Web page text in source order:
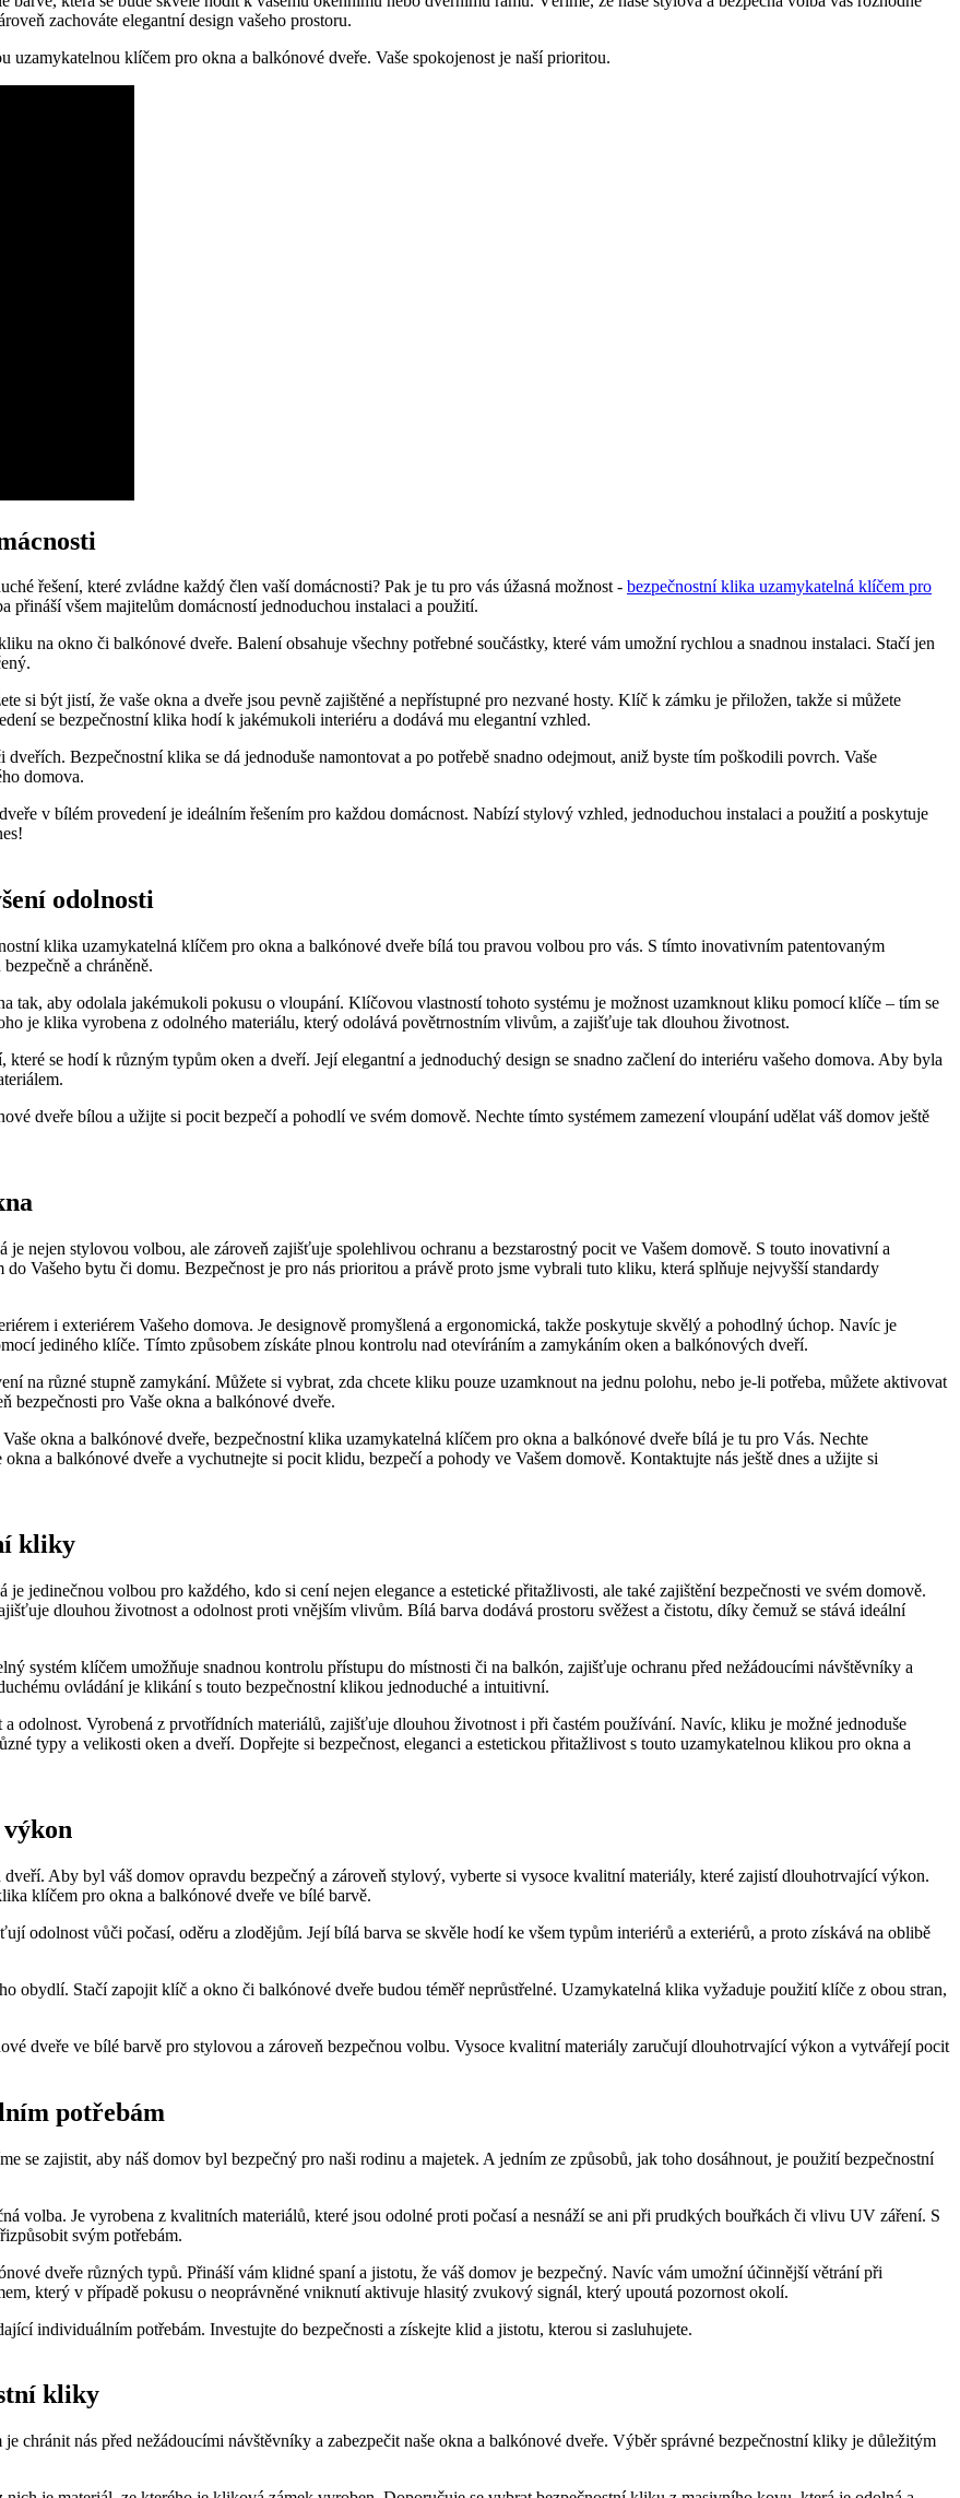
zachováte elegantní design vašeho prostoru.
uzamykatelnou klíčem pro ⁢okna a balkónové‍ dveře. Vaše spokojenost​ je naší prioritou.
řešení, které zvládne každý člen ‌vaší domácnosti? Pak je tu ⁣pro vás úžasná možnost -‍ bezpečnostní klika uzamykatelná klíčem pro
přináší všem majitelům domácností jednoduchou instalaci a použití.
na okno či balkónové dveře. Balení obsahuje všechny potřebné součástky, které vám ⁢umožní rychlou⁤ a snadnou instalaci. Stačí ‌jen
si být ⁢jistí, že vaše okna a dveře jsou pevně ⁣zajištěné a‍ nepřístupné pro nezvané hosty. Klíč k zámku je přiložen, takže si můžete
se bezpečnostní ⁣klika hodí k jakémukoli‌ interiéru a dodává mu elegantní vzhled.
Bezpečnostní klika ⁢se dá jednoduše namontovat a po potřebě snadno odejmout, aniž​ byste tím poškodili povrch. Vaše
domova.
v bílém provedení je ideálním řešením pro každou domácnost. Nabízí ⁢stylový vzhled, jednoduchou instalaci a použití a poskytuje
odolnosti
klika uzamykatelná klíčem pro okna a balkónové dveře bílá tou pravou volbou pro vás. S tímto inovativním patentovaným
a‍ chráněně.
tak, aby odolala ‍jakémukoli pokusu o vloupání.‌ Klíčovou vlastností tohoto systému‍ je⁣ možnost uzamknout kliku pomocí klíče –‌ tím⁣ se
je klika vyrobena z odolného materiálu, který odolává povětrnostním ‌vlivům, a ⁣zajišťuje tak dlouhou životnost.
se hodí k‍ různým typům oken a dveří. Její elegantní a jednoduchý design se snadno ​začlení do interiéru vašeho ​domova.​ Aby byla
dveře bílou a ‍užijte si pocit bezpečí a pohodlí ve svém domově. Nechte tímto systémem zamezení vloupání udělat váš domov ještě
nejen​ stylovou‍ volbou, ale zároveň zajišťuje spolehlivou ochranu a bezstarostný pocit ve Vašem domově. S touto inovativní a
Vašeho bytu či domu. Bezpečnost je pro nás prioritou a právě proto jsme vybrali tuto kliku, která splňuje nejvyšší standardy
i exteriérem Vašeho domova. Je designově promyšlená a ergonomická, takže poskytuje skvělý a pohodlný úchop. Navíc je
jediného klíče. Tímto způsobem ⁤získáte plnou kontrolu nad​ otevíráním a zamykáním oken a​ balkónových dveří.
na různé stupně⁤ zamykání. Můžete ⁣si vybrat, zda chcete kliku ‌pouze uzamknout na ‌jednu polohu, nebo je-li potřeba, můžete aktivovat⁤
bezpečnosti pro Vaše okna a⁤ balkónové dveře.
⁣okna a balkónové dveře, bezpečnostní klika uzamykatelná ‌klíčem pro okna a balkónové dveře bílá je tu pro Vás. Nechte​
a balkónové dveře a vychutnejte si pocit klidu, bezpečí a pohody ve Vašem domově. Kontaktujte nás ještě dnes a užijte si
kliky
jedinečnou volbou pro každého, ⁣kdo si cení nejen elegance a estetické přitažlivosti, ale také zajištění bezpečnosti ve svém domově.
dlouhou životnost⁢ a odolnost proti vnějším vlivům. Bílá barva dodává prostoru svěžest a čistotu, díky čemuž se stává ideální
systém klíčem umožňuje snadnou kontrolu přístupu do místnosti či na balkón, zajišťuje ochranu před nežádoucími návštěvníky a
‍ovládání je klikání s touto bezpečnostní klikou jednoduché a intuitivní.
​odolnost. ⁢Vyrobená ‌z prvotřídních materiálů, zajišťuje dlouhou životnost i při častém používání. Navíc, kliku je možné jednoduše
typy a velikosti oken a dveří. Dopřejte si bezpečnost,‌ eleganci ‌a estetickou přitažlivost ⁢s touto uzamykatelnou klikou pro ‍okna a
Aby byl váš domov opravdu bezpečný⁣ a zároveň stylový, vyberte‌ si vysoce kvalitní​ materiály, které ⁢zajistí dlouhotrvající výkon.
klíčem pro okna a balkónové dveře ve bílé ⁤barvě.
odolnost ⁣vůči počasí, oděru a zlodějům. Její bílá ⁣barva ‌se skvěle hodí ke všem typům⁤ interiérů a exteriérů,⁢ a proto získává na oblibě
obydlí. Stačí ‌zapojit⁢ klíč ⁤a okno či ‍balkónové dveře budou téměř neprůstřelné. Uzamykatelná klika vyžaduje ​použití klíče z obou stran,⁤
dveře⁢ ve bílé barvě pro stylovou a zároveň bezpečnou volbu. Vysoce kvalitní materiály zaručují dlouhotrvající výkon a‍ vytvářejí pocit
potřebám
se zajistit, aby náš domov byl‍ bezpečný pro naši rodinu a majetek.​ A‍ jedním ze způsobů, jak toho dosáhnout, je použití bezpečnostní
⁢volba. Je vyrobena z kvalitních materiálů, které jsou odolné ​proti počasí a ⁤nesnáží​ se ani při prudkých bouřkách či vlivu ⁤UV záření. S
svým potřebám.
dveře různých typů. Přináší vám klidné spaní a jistotu, že váš domov je⁣ bezpečný. Navíc vám umožní účinnější větrání ⁤při
který ​v ⁣případě pokusu o neoprávněné vniknutí aktivuje hlasitý zvukový signál, který upoutá pozornost okolí.
‌individuálním potřebám. Investujte do bezpečnosti a získejte klid​ a jistotu, kterou si zasluhujete.
kliky
chránit nás před nežádoucími návštěvníky a zabezpečit naše⁣ okna a balkónové dveře. Výběr správné bezpečnostní kliky je důležitým